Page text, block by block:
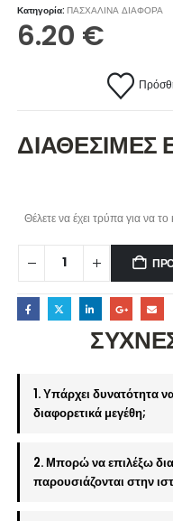
Κατηγορία:ΠΑΣΧΑΛΙΝΑ ΔΙΑΦΟΡΑ
6.20 €
ΔΙΑΘΕΣΙΜΕΣ
Θέλετε να έχει τρύπα για να το
1. Υπάρχει δυνατότητα
διαφορετικά μεγέθη;
2. Μπορώ να επιλέξω
παρουσιάζονται στην